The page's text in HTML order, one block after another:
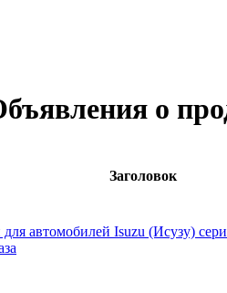
о
Заголовок
для автомобилей Isuzu (Исузу)